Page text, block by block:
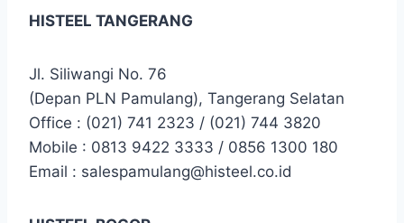
HISTEEL TANGERANG
Jl. Siliwangi No. 76
(Depan PLN Pamulang), Tangerang Selatan
Office : (021) 741 2323 / (021) 744 3820
Mobile : 0813 9422 3333 / 0856 1300 180
Email : salespamulang@histeel.co.id